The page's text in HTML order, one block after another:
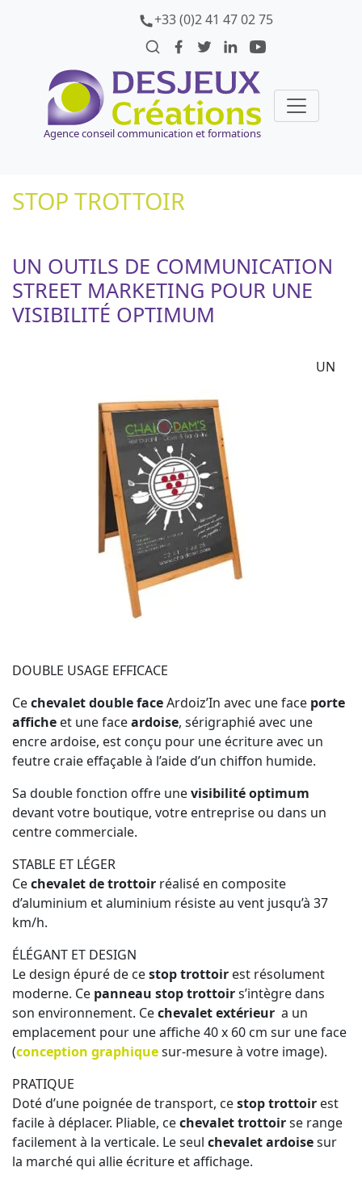
+33 (0)2 41 47 02 75
Agence conseil communication et formations
STOP TROTTOIR
UN OUTILS DE COMMUNICATION
STREET MARKETING POUR UNE
VISIBILITÉ OPTIMUM
UN
DOUBLE USAGE EFFICACE
Cechevalet double faceArdoiz’In avec une face porte
affiche et une faceardoise, sérigraphié avec une
encre ardoise, est conçu pour une écriture avec un
feutre craie effaçable à l’aide d’un chiffon humide.
Sa double fonction offre unevisibilité optimum
devant votre boutique, votre entreprise ou dans un
centre commerciale.
STABLE ET LÉGER
Cechevalet de trottoir réalisé en composite
d’aluminium et aluminium résiste au vent jusqu’à 37
km/h.
ÉLÉGANT ET DESIGN
Le design épuré de cestop trottoir est résolument
moderne. Ce panneau stop trottoirs’intègre dans
son environnement. Cechevalet extérieur a un
emplacement pour une affiche 40 x 60 cm sur une face
(conception graphiquesur-mesure à votre image).
PRATIQUE
Doté d’une poignée de transport, cestop trottoir est
facile à déplacer. Pliable, cechevalet trottoirse range
facilement à la verticale. Le seul chevalet ardoisesur
la marché qui allie écriture et affichage.